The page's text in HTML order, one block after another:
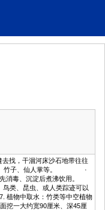
找，干涸河床沙石地带往往
蕉、竹子、仙人掌等。 ·
消毒、沉淀后煮沸饮用。
类、昆虫、或人类踪迹可以
植物中取水：竹类等中空植物
挖一大约宽90厘米、深45厘